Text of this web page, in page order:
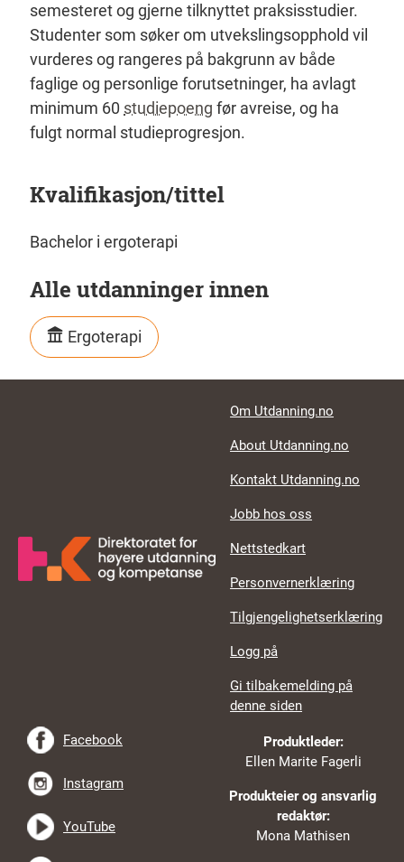
semesteret og gjerne tilknyttet praksisstudier.
Studenter som søker om utvekslingsopphold vil
vurderes og rangeres på bakgrunn av både
faglige og personlige forutsetninger, ha avlagt
minimum 60 studiepoeng før avreise, og ha
fulgt normal studieprogresjon.
Kvalifikasjon/tittel
Bachelor i ergoterapi
Alle utdanninger innen
Ergoterapi
Footer links
Om Utdanning.no
About Utdanning.no
Kontakt Utdanning.no
Jobb hos oss
Nettstedkart
Personvernerklæring
Tilgjengelighetserklæring
Logg på
Gi tilbakemelding på
denne siden
Produktleder:
Ellen Marite Fagerli
Produkteier og ansvarlig
redaktør:
Mona Mathisen
Facebook
Instagram
YouTube